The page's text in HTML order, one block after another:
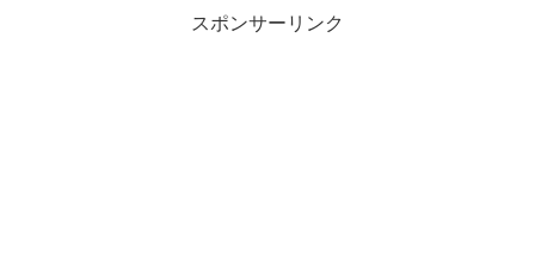
スポンサーリンク